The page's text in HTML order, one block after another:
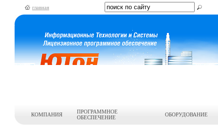
главная
КОМПАНИЯ
ПРОГРАММНОЕ
ОБЕСПЕЧЕНИЕ
ОБОРУДОВАНИЕ